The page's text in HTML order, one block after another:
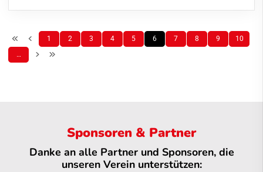
1 2 3 4 5 6 7 8 9
10
…
Sponsoren & Partner
Danke an alle Partner und Sponsoren, die
unseren Verein unterstützen: